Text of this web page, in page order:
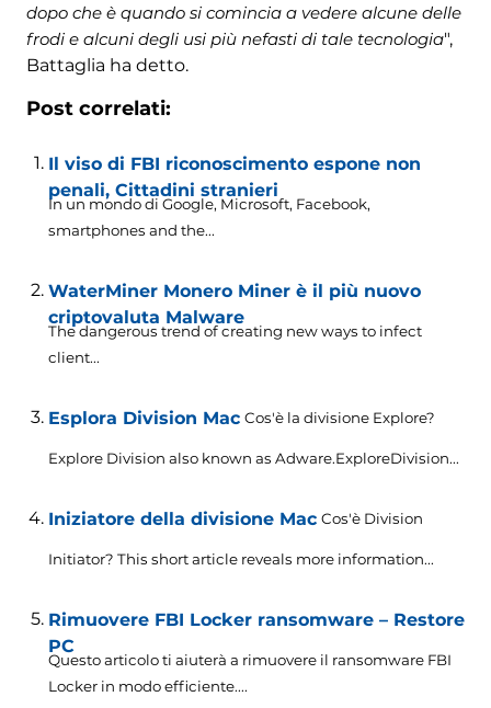
dopo che è quando si comincia a vedere alcune delle
frodi e alcuni degli usi più nefasti di tale tecnologia",
Battaglia ha detto.
Post correlati:
Il viso di FBI riconoscimento espone non
penali, Cittadini stranieri
In un mondo di Google, Microsoft, Facebook,
smartphones and the...
WaterMiner Monero Miner è il più nuovo
criptovaluta Malware
The dangerous trend of creating new ways to infect
client...
Esplora Division Mac Cos'è la divisione Explore?
Explore Division also known as Adware.ExploreDivision...
Iniziatore della divisione Mac Cos'è Division
Initiator? This short article reveals more information...
Rimuovere FBI Locker ransomware – Restore
PC
Questo articolo ti aiuterà a rimuovere il ransomware FBI
Locker in modo efficiente....